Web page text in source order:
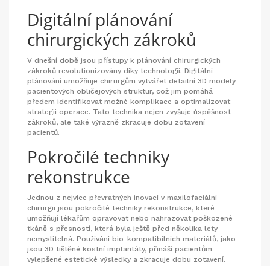
Digitální plánování
chirurgických zákroků
V dnešní době jsou přístupy k plánování chirurgických
zákroků revolutionizovány díky technologii. Digitální
plánování umožňuje chirurgům vytvářet detailní 3D modely
pacientových obličejových struktur, což jim pomáhá
předem identifikovat možné komplikace a optimalizovat
strategii operace. Tato technika nejen zvyšuje úspěšnost
zákroků, ale také výrazně zkracuje dobu zotavení
pacientů.
Pokročilé techniky
rekonstrukce
Jednou z nejvíce převratných inovací v maxilofaciální
chirurgii jsou pokročilé techniky rekonstrukce, které
umožňují lékařům opravovat nebo nahrazovat poškozené
tkáně s přesností, která byla ještě před několika lety
nemyslitelná. Používání bio-kompatibilních materiálů, jako
jsou 3D tištěné kostní implantáty, přináší pacientům
vylepšené estetické výsledky a zkracuje dobu zotavení.